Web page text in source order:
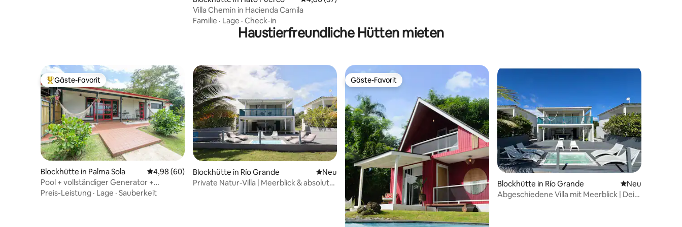
Villa Chemin in Hacienda Camila
Familie · Lage · Check-in
Haustierfreundliche Hütten mieten
Beliebter Gäste-Favorit.
Gäste-Favorit
Blockhütte in Palma Sola Durchschnittliche Bewertung: 4,98 von 5, 60 Bewertungen
4,98 (60)
Pool + vollständiger Generator +
Pickelball | In der Nähe von El Yunque
Preis-Leistung · Lage · Sauberkeit
Blockhütte in Río Grande Neue Unterkunft
Neu
Private Natur-Villa | Meerblick & absolute
Gäste-Favorit
Gäste-Favorit
Blockhütte in Río Grande Neue Unterkunft
Neu
Abgeschiedene Villa mit Meerblick | Dein